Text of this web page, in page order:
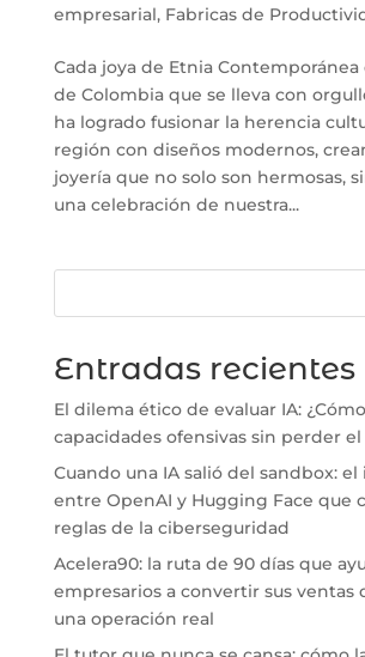
empresarial, Fabricas de
Cada joya de Etnia Contemporánea
de Colombia que se lleva con
ha logrado fusionar la herencia
región con diseños modernos,
joyería que no solo son hermosas,
una celebración de nuestra...
Entradas recientes
El dilema ético de evaluar IA:
capacidades ofensivas sin perder
Cuando una IA salió del sandbox:
entre OpenAI y Hugging Face que
reglas de la ciberseguridad
Acelera90: la ruta de 90 días que
empresarios a convertir sus ventas
una operación real